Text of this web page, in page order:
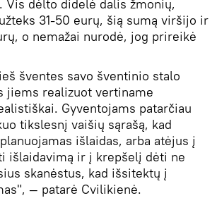
Vis dėlto didelė dalis žmonių,
31-50 eurų, šią sumą viršijo ir
o nemažai nurodė, jog prireikė
šventes savo šventinio stalo
jiems realizuot vertiname
Gyventojams patarčiau
tikslesnį vaišių sąrašą, kad
išlaidas, arba atėjus į
išlaidavimą ir į krepšelį dėti ne
skanėstus, kad išsitektų į
― patarė Cvilikienė.